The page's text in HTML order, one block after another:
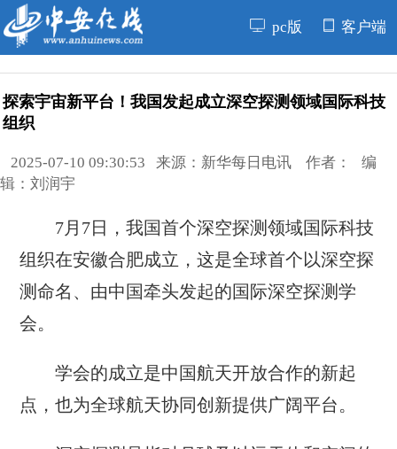
pc版 客户端
探索宇宙新平台！我国发起成立深空探测领域国际科技
组织
2025-07-10 09:30:53 来源：新华每日电讯 作者： 编
辑：刘润宇
7月7日，我国首个深空探测领域国际科技
组织在安徽合肥成立，这是全球首个以深空探
测命名、由中国牵头发起的国际深空探测学
会。
学会的成立是中国航天开放合作的新起
点，也为全球航天协同创新提供广阔平台。